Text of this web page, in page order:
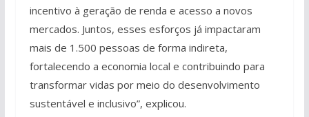
incentivo à geração de renda e acesso a novos
mercados. Juntos, esses esforços já impactaram
mais de 1.500 pessoas de forma indireta,
fortalecendo a economia local e contribuindo para
transformar vidas por meio do desenvolvimento
sustentável e inclusivo”, explicou.